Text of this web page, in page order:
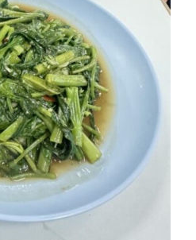
事業内容
社員紹介
役員インタビュー
福利厚生
勉強会